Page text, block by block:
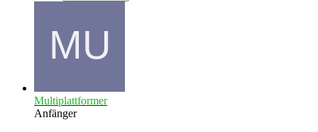
Multiplattformer
Anfänger